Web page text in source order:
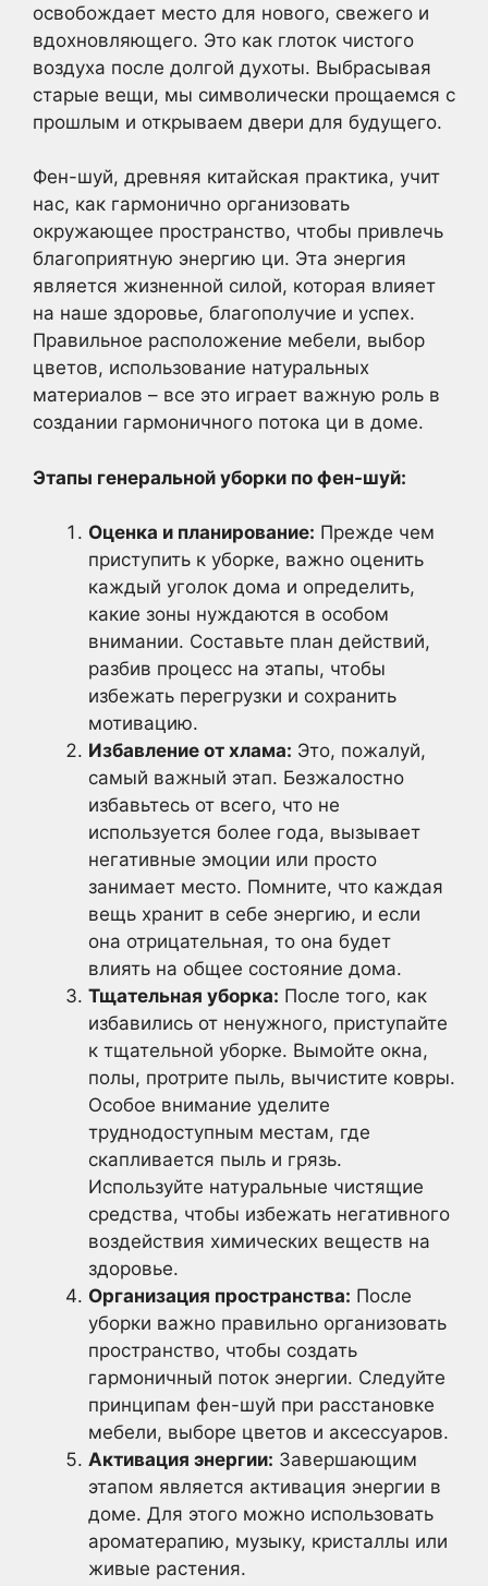
освобождает место для нового, свежего и
вдохновляющего. Это как глоток чистого
воздуха после долгой духоты. Выбрасывая
старые вещи, мы символически прощаемся с
прошлым и открываем двери для будущего.
Фен-шуй, древняя китайская практика, учит
нас, как гармонично организовать
окружающее пространство, чтобы привлечь
благоприятную энергию ци. Эта энергия
является жизненной силой, которая влияет
на наше здоровье, благополучие и успех.
Правильное расположение мебели, выбор
цветов, использование натуральных
материалов – все это играет важную роль в
создании гармоничного потока ци в доме.
Этапы генеральной уборки по фен-шуй:
Оценка и планирование: Прежде чем
приступить к уборке, важно оценить
каждый уголок дома и определить,
какие зоны нуждаются в особом
внимании. Составьте план действий,
разбив процесс на этапы, чтобы
избежать перегрузки и сохранить
мотивацию.
Избавление от хлама: Это, пожалуй,
самый важный этап. Безжалостно
избавьтесь от всего, что не
используется более года, вызывает
негативные эмоции или просто
занимает место. Помните, что каждая
вещь хранит в себе энергию, и если
она отрицательная, то она будет
влиять на общее состояние дома.
Тщательная уборка: После того, как
избавились от ненужного, приступайте
к тщательной уборке. Вымойте окна,
полы, протрите пыль, вычистите ковры.
Особое внимание уделите
труднодоступным местам, где
скапливается пыль и грязь.
Используйте натуральные чистящие
средства, чтобы избежать негативного
воздействия химических веществ на
здоровье.
Организация пространства: После
уборки важно правильно организовать
пространство, чтобы создать
гармоничный поток энергии. Следуйте
принципам фен-шуй при расстановке
мебели, выборе цветов и аксессуаров.
Активация энергии: Завершающим
этапом является активация энергии в
доме. Для этого можно использовать
ароматерапию, музыку, кристаллы или
живые растения.